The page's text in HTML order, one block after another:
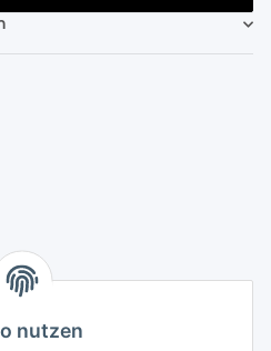
nutzen
Bestellung jederzeit flexibel